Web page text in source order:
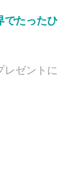
でたったひ
レゼントに